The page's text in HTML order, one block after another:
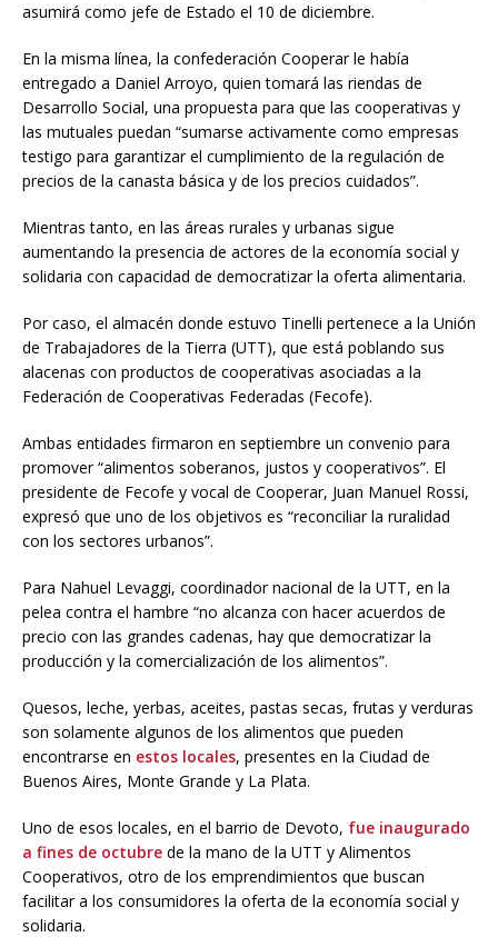
asumirá como jefe de Estado el 10 de diciembre.
En la misma línea, la confederación Cooperar le había
entregado a Daniel Arroyo, quien tomará las riendas de
Desarrollo Social, una propuesta para que las cooperativas y
las mutuales puedan “sumarse activamente como empresas
testigo para garantizar el cumplimiento de la regulación de
precios de la canasta básica y de los precios cuidados”.
Mientras tanto, en las áreas rurales y urbanas sigue
aumentando la presencia de actores de la economía social y
solidaria con capacidad de democratizar la oferta alimentaria.
Por caso, el almacén donde estuvo Tinelli pertenece a la Unión
de Trabajadores de la Tierra (UTT), que está poblando sus
alacenas con productos de cooperativas asociadas a la
Federación de Cooperativas Federadas (Fecofe).
Ambas entidades firmaron en septiembre un convenio para
promover “alimentos soberanos, justos y cooperativos”. El
presidente de Fecofe y vocal de Cooperar, Juan Manuel Rossi,
expresó que uno de los objetivos es “reconciliar la ruralidad
con los sectores urbanos”.
Para Nahuel Levaggi, coordinador nacional de la UTT, en la
pelea contra el hambre “no alcanza con hacer acuerdos de
precio con las grandes cadenas, hay que democratizar la
producción y la comercialización de los alimentos”.
Quesos, leche, yerbas, aceites, pastas secas, frutas y verduras
son solamente algunos de los alimentos que pueden
encontrarse en estos locales, presentes en la Ciudad de
Buenos Aires, Monte Grande y La Plata.
Uno de esos locales, en el barrio de Devoto, fue inaugurado
a fines de octubre de la mano de la UTT y Alimentos
Cooperativos, otro de los emprendimientos que buscan
facilitar a los consumidores la oferta de la economía social y
solidaria.